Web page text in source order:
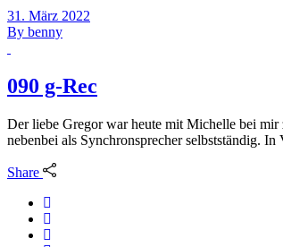
31. März 2022
By benny
090 g-Rec
Der liebe Gregor war heute mit Michelle bei mir
nebenbei als Synchronsprecher selbstständig.
Share